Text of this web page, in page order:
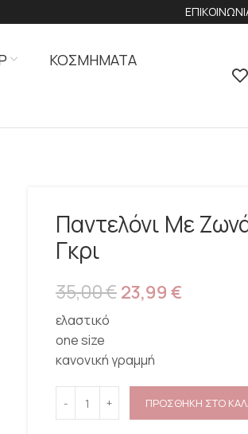
ΚΟΣΜΗΜΑΤΑ
Παντελόνι Με
Γκρι
35,00€ 23,99 €
ελαστικό
one size
κανονική γραμμή
ΠΡΟΣΘΗΚΗ ΣΤΟ